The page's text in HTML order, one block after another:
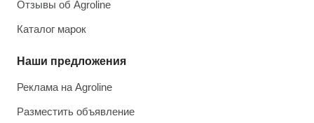
Отзывы об Agroline
Каталог марок
Наши предложения
Реклама на Agroline
Разместить объявление